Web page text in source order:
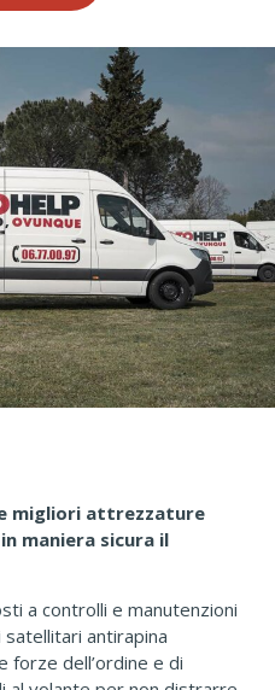
migliori attrezzature
maniera sicura il
a controlli e manutenzioni
antirapina
forze dell’ordine e di